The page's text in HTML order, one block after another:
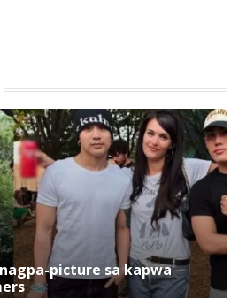
picture sa kapwa